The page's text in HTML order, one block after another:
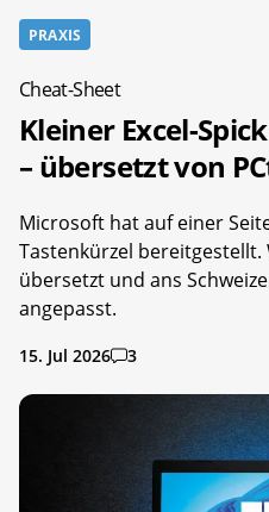
PRAXIS
Cheat-Sheet
Kleiner Excel-
– übersetzt von
Microsoft hat auf einer
Tastenkürzel bereitgestellt.
übersetzt und ans
angepasst.
15. Jul 2026 3